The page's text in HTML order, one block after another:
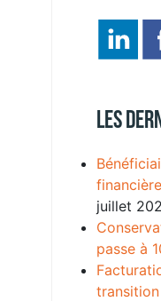
Les
juillet
passe à
transition